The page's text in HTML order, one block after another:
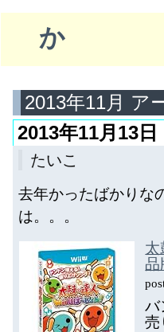
2013年11月 ア
2013年11月13日
たいこ
去年かったばかりな
は。。。
太
品
バ
売